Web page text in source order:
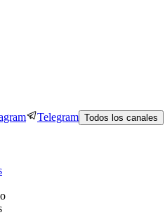
Telegram Todos los canales